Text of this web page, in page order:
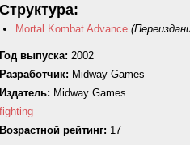
Структура:
Mortal Kombat Advance
Год выпуска: 2002
Разработчик: Midway Games
Издатель: Midway Games
fighting
Возрастной рейтинг: 17